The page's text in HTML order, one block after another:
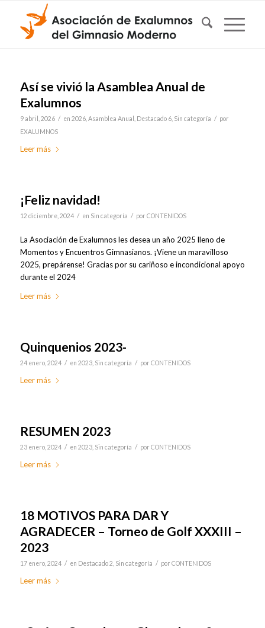
Así se vivió la Asamblea Anual de
Exalumnos
9 abril, 2026 / en 2026, Asamblea Anual Destacado 6, Sin categoría / por
EXALUMNOS
Leer más
¡Feliz navidad!
12 diciembre, 2024 / en Sin categoría / por CONTENIDOS
La Asociación de Exalumnos les desea un año 2025 lleno de
Momentos y Encuentros Gimnasianos. ¡Viene un maravilloso
2025, prepárense! Gracias por su cariñoso e incondicional apoyo
durante el 2024
Leer más
Quinquenios 2023-
24 enero, 2024 / en 2023, Sin categoría / por CONTENIDOS
Leer más
RESUMEN 2023
23 enero, 2024 / en 2023, Sin categoría / por CONTENIDOS
Leer más
18 MOTIVOS PARA DAR Y
AGRADECER – Torneo de Golf XXXIII –
2023
17 enero, 2024 / en Destacado 2 Sin categoría / por CONTENIDOS
Leer más